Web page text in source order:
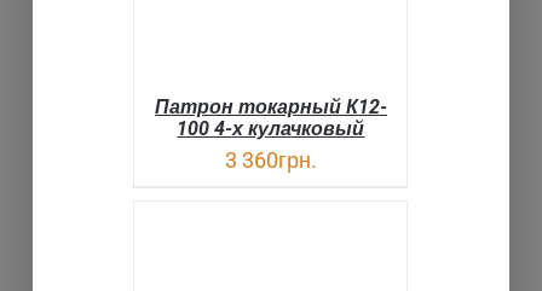
Патрон токарный К12-
100 4-х кулачковый
3 360грн.